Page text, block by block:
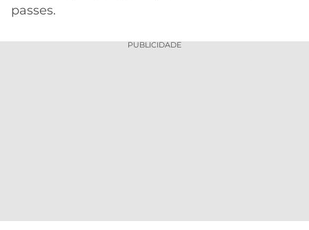
passes.
PUBLICIDADE